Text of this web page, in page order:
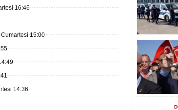
16:46
15:00
14:36